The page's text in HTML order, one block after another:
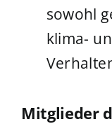
sowohl
klima-
Mitglieder